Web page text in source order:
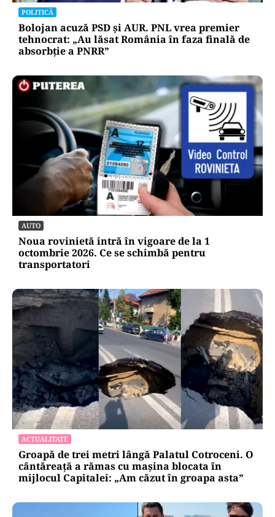
POLITICĂ
Bolojan acuză PSD și AUR. PNL vrea premier
tehnocrat: „Au lăsat România în faza finală de
absorbţie a PNRR”
AUTO
Noua rovinietă intră în vigoare de la 1
octombrie 2026. Ce se schimbă pentru
transportatori
ACTUALITATE
Groapă de trei metri lângă Palatul Cotroceni. O
cântăreață a rămas cu mașina blocata în
mijlocul Capitalei: „Am căzut în groapa asta”